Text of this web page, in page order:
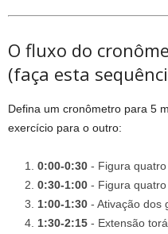
O fluxo do
(faça esta
Defina um cronômetro para 5
exercício para o outro:
0:00-0:30 - Figura
0:30-1:00 - Figura
1:00-1:30 - Ativação dos
1:30-2:15 - Extensão